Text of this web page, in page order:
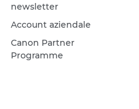
newsletter
Account aziendale
Canon Partner
Programme